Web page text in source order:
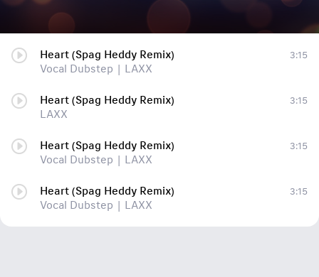
Heart (Spag Heddy Remix)
Vocal Dubstep | LAXX
3:15
Heart (Spag Heddy Remix)
LAXX
3:15
Heart (Spag Heddy Remix)
Vocal Dubstep | LAXX
3:15
Heart (Spag Heddy Remix)
Vocal Dubstep | LAXX
3:15